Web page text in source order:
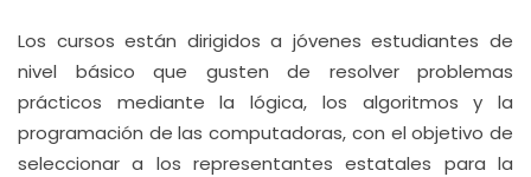
Los cursos están dirigidos a jóvenes estudiantes de
nivel básico que gusten de resolver problemas
prácticos mediante la lógica, los algoritmos y la
programación de las computadoras, con el objetivo de
seleccionar a los representantes estatales para la